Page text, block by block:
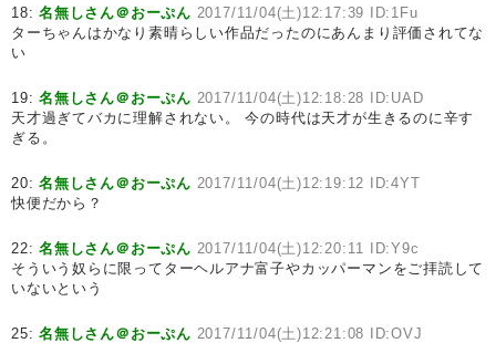
18:名無しさん＠おーぷん 2017/11/04(土)12:17:39 ID:1Fu
ターちゃんはかなり素晴らしい作品だったのにあんまり評価されてな
い
19:名無しさん＠おーぷん 2017/11/04(土)12:18:28 ID:UAD
天才過ぎてバカに理解されない。 今の時代は天才が生きるのに辛す
ぎる。
20:名無しさん＠おーぷん 2017/11/04(土)12:19:12 ID:4YT
快便だから？
22:名無しさん＠おーぷん 2017/11/04(土)12:20:11 ID:Y9c
そういう奴らに限ってターヘルアナ富子やカッパーマンをご拝読して
いないという
25:名無しさん＠おーぷん 2017/11/04(土)12:21:08 ID:OVJ